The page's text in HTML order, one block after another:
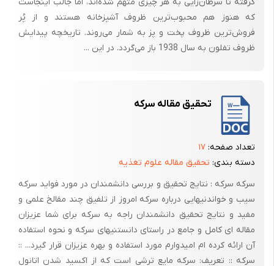
که هنوز هم محبوب‌ترین ظروف آشپزخانه هستند و از پُر
فروش‌ترین ظروف پخت و پز به شمار ‌می‌روند. تاریخچه پیدایش
ظروف تفلون به سال 1938 باز می‌گردد. در این ...
تحقیق مقاله سرکه
تعداد صفحه: ۱۷
دسته بندی: تحقیق مقاله علوم تغذیه
سرکه سرکه : نتایج تحقیق و بررسی دانشمندان در مورد فواید سرکه
سیب و خواندنیهایی درباره سرکه امروز از تلفیق چند مقالخ علمی و
مفید و نتایج تحقیق دانشمندان راجه به سرکه برای شما عزیزان
مقاله ای کامل و جامع در راستای دانستنیهای سرکه و نحوه استفاده
آن ارائه کرده ام امیدوارم مورد استفاده و بهره عزیزان قرار گیرد... ::
سرکه :: تعریف: سرکه مایع ترشی است که از اکسید شدن اتانول